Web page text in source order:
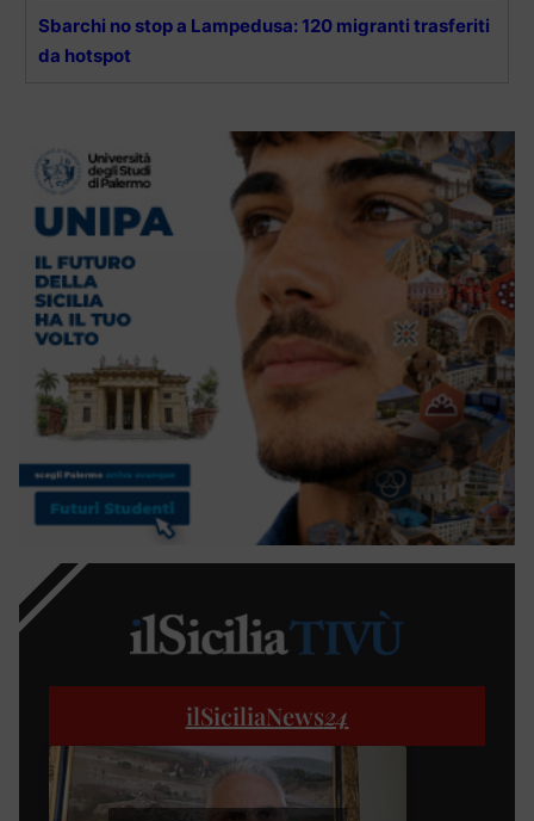
Sbarchi no stop a Lampedusa: 120 migranti trasferiti
da hotspot
ilSiciliaNews24